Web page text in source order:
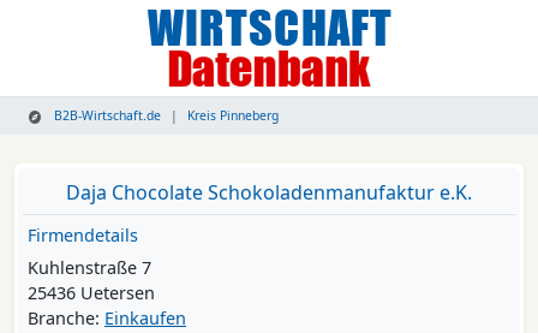
B2B-Wirtschaft.de Kreis Pinneberg
Daja Chocolate Schokoladenmanufaktur e.K.
Firmendetails
Kuhlenstraße 7
25436 Uetersen
Branche: Einkaufen